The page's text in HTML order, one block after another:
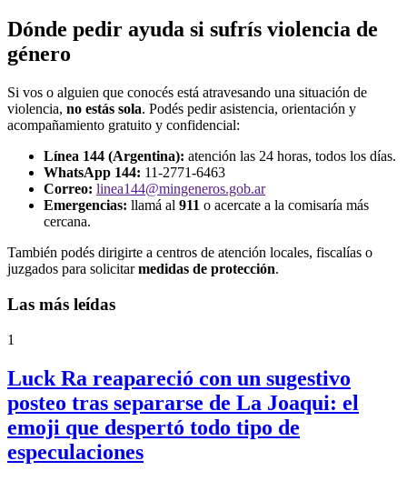
Dónde pedir ayuda si sufrís violencia de
género
Si vos o alguien que conocés está atravesando una situación de
violencia, no estás sola. Podés pedir asistencia, orientación y
acompañamiento gratuito y confidencial:
Línea 144 (Argentina): atención las 24 horas, todos los días.
WhatsApp 144: 11-2771-6463
Correo: linea144@mingeneros.gob.ar
Emergencias: llamá al 911 o acercate a la comisaría más
cercana.
También podés dirigirte a centros de atención locales, fiscalías o
juzgados para solicitarmedidas de protección.
Las más leídas
1
Luck Ra reapareció con un sugestivo
posteo tras separarse de La Joaqui: el
emoji que despertó todo tipo de
especulaciones